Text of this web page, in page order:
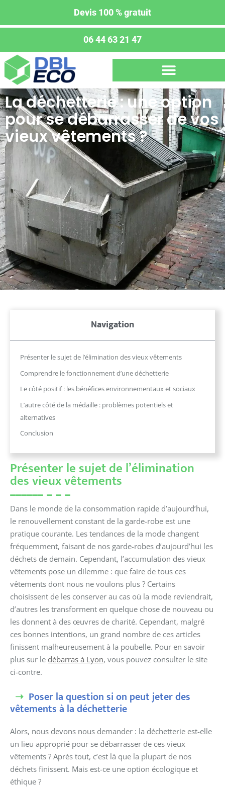
Devis 100 % gratuit
06 44 63 21 47
La déchetterie : une option
pour se débarrasser de vos
vieux vêtements ?
Navigation
Présenter le sujet de l’élimination des vieux vêtements
Comprendre le fonctionnement d’une déchetterie
Le côté positif : les bénéfices environnementaux et sociaux
L’autre côté de la médaille : problèmes potentiels et
alternatives
Conclusion
Présenter le sujet de l’élimination
des vieux vêtements
Dans le monde de la consommation rapide d’aujourd’hui,
le renouvellement constant de la garde-robe est une
pratique courante. Les tendances de la mode changent
fréquemment, faisant de nos garde-robes d’aujourd’hui les
déchets de demain. Cependant, l’accumulation des vieux
vêtements pose un dilemme : que faire de tous ces
vêtements dont nous ne voulons plus ? Certains
choisissent de les conserver au cas où la mode reviendrait,
d’autres les transforment en quelque chose de nouveau ou
les donnent à des œuvres de charité. Cependant, malgré
ces bonnes intentions, un grand nombre de ces articles
finissent malheureusement à la poubelle. Pour en savoir
plus sur le débarras à Lyon, vous pouvez consulter le site
ci-contre.
Poser la question si on peut jeter des
vêtements à la déchetterie
Alors, nous devons nous demander : la déchetterie est-elle
un lieu approprié pour se débarrasser de ces vieux
vêtements ? Après tout, c’est là que la plupart de nos
déchets finissent. Mais est-ce une option écologique et
éthique ?